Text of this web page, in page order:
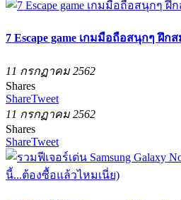
7 Escape game เกมมือถือสนุกๆ ฝึ
11 กรกฏาคม 2562
Shares
ShareTweet
11 กรกฏาคม 2562
Shares
ShareTweet